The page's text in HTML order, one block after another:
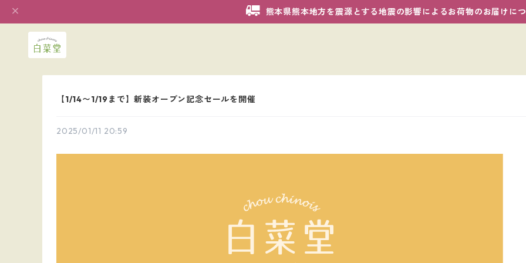
熊本県熊本地方を震源とする地震の影響によるお荷物のお届けに
【1/14〜1/19まで】新装オープン記念セールを開催
2025/01/11 20:59